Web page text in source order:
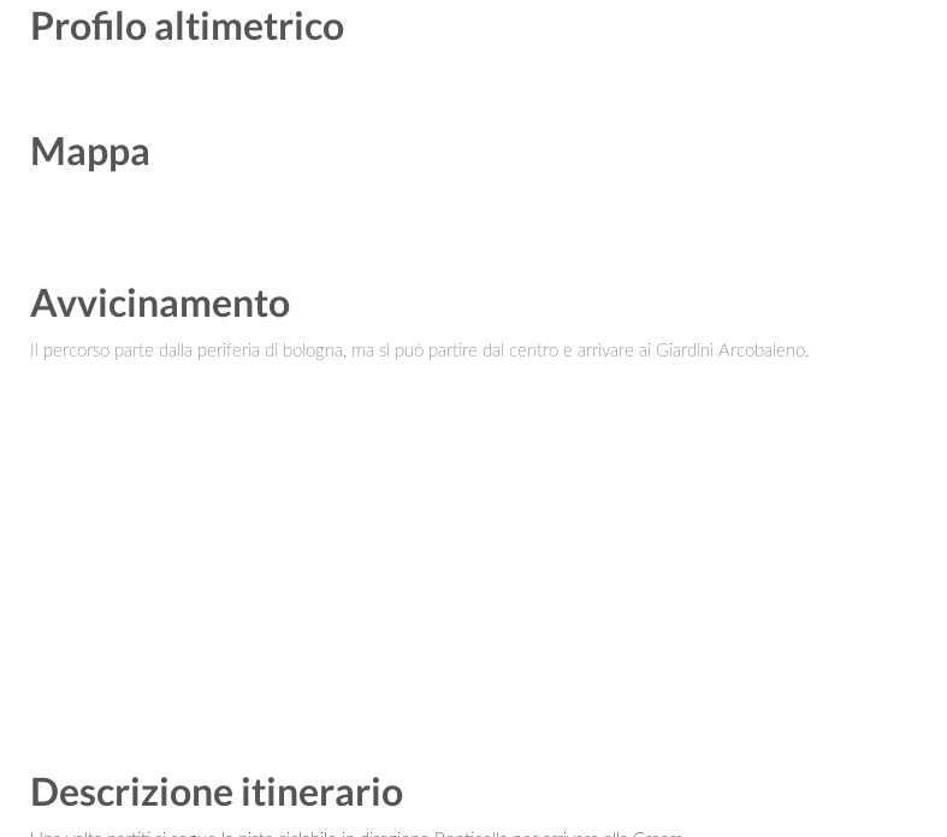
Profilo altimetrico
Mappa
Avvicinamento
Il percorso parte dalla periferia di bologna, ma si può partire dal centro e arrivare ai Giardini Arcobaleno.
Descrizione itinerario